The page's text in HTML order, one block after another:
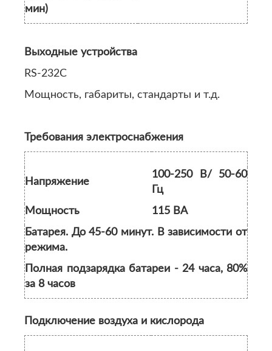
мин)
Выходные устройства
RS-232C
Мощность, габариты, стандарты и т.д.
Требования электроснабжения
Напряжение
100-250 В/ 50-60
Гц
Мощность
115 ВА
Батарея. До 45-60 минут. В зависимости от
режима.
Полная подзарядка батареи - 24 часа, 80%
за 8 часов
Подключение воздуха и кислорода